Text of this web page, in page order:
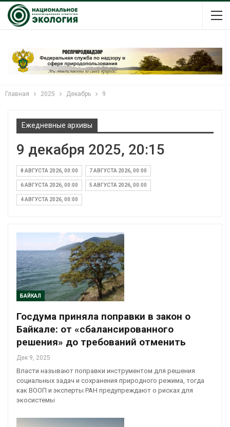
Главная 2025 Декабрь 9
Ежедневные архивы
9 декабря 2025, 20:15
8 АВГУСТА 2026, 00:00 7 АВГУСТА 2026, 00:00
6 АВГУСТА 2026, 00:00 5 АВГУСТА 2026, 00:00
4 АВГУСТА 2026, 00:00
БАЙКАЛ
Госдума приняла поправки в закон о
Байкале: от «сбалансированного
решения» до требований отменить
Дек 9, 2025
Власти называют поправки инструментом для решения
социальных задач и сохранения природного режима, тогда
как ВООП и эксперты РАН предупреждают о рисках для
экосистемы